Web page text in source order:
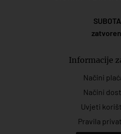
Informacije
Načini
Načini
Uvjeti
Pravila